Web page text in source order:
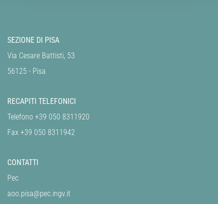
SEZIONE DI PISA
Via Cesare Battisti, 53
56125 - Pisa
RECAPITI TELEFONICI
Telefono +39 050 8311920
Fax +39 050 8311942
CONTATTI
Pec
aoo.pisa@pec.ingv.it